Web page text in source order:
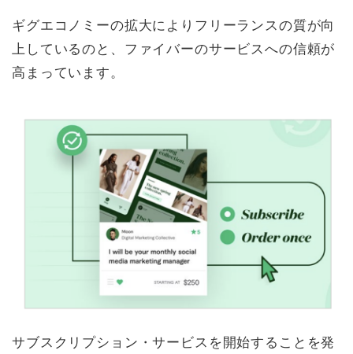
ギグエコノミーの拡大によりフリーランスの質が向
上しているのと、ファイバーのサービスへの信頼が
高まっています。
サブスクリプション・サービスを開始することを発